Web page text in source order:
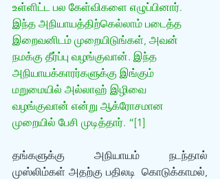
உள்ளிட்ட பல கேள்விகளை எழுப்பினார்.
இந்த அநியாயத்திற்கெல்லாம் படைத்த
இறைவனிடம் முறையிடுங்கள், அவன்
நமக்கு தீர்ப்பு வழங்குவான். இந்த
அநியாயக்காரர்களுக்கு இங்கும்
மறுமையில் அல்லாஹ் இழிவை
வழங்குவான் என்று ஆக்ரோசமான
முறையில் பேசி முடித்தார். “[1]
தங்களுக்கு அநியாயம் நடந்தால்
முஸ்லிம்கள் அதற்கு பதிலடி  கொடுக்காமல்,